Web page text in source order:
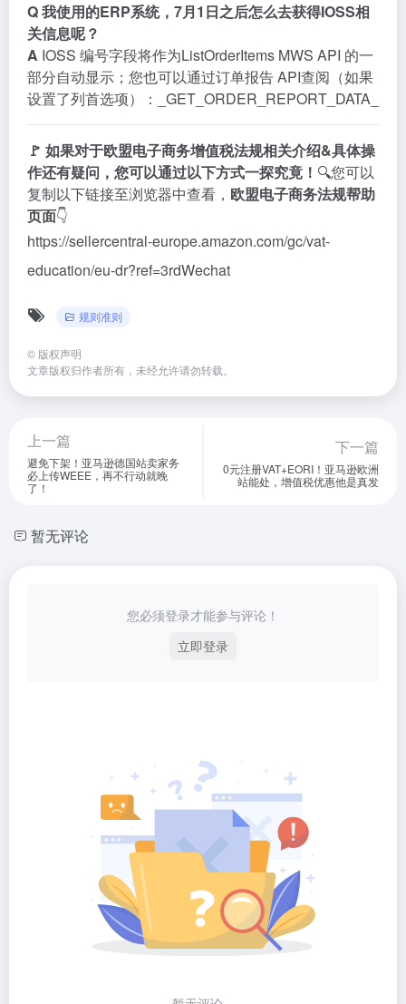
Q我使用的ERP系统，7月1日之后怎么去获得IOSS相
关信息呢？
A IOSS 编号字段将作为ListOrderItems MWS API 的一
部分自动显示；您也可以通过订单报告 API查阅（如果
设置了列首选项）：_GET_ORDER_REPORT_DATA_
🚩 如果对于欧盟电子商务增值税法规相关介绍&具体操
作还有疑问，您可以通过以下方式一探究竟！ 🔍您可以
复制以下链接至浏览器中查看， 欧盟电子商务法规帮助
页面👇
https://sellercentral-europe.amazon.com/gc/vat-
education/eu-dr?ref=3rdWechat
规则准则
© 版权声明
文章版权归作者所有，未经允许请勿转载。
上一篇
避免下架！亚马逊德国站卖家务
必上传WEEE，再不行动就晚
了！
下一篇
0元注册VAT+EORI！亚马逊欧洲
站能处，增值税优惠他是真发
暂无评论
您必须登录才能参与评论！
立即登录